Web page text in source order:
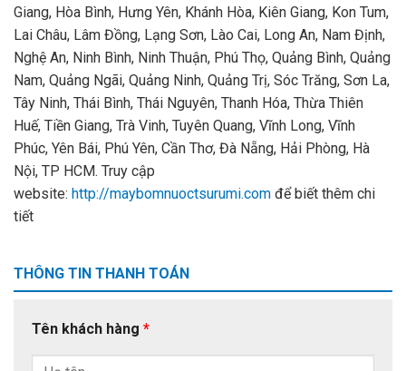
Giang, Hòa Bình, Hưng Yên, Khánh Hòa, Kiên Giang, Kon Tum,
Lai Châu, Lâm Đồng, Lạng Sơn, Lào Cai, Long An, Nam Định,
Nghệ An, Ninh Bình, Ninh Thuận, Phú Thọ, Quảng Bình, Quảng
Nam, Quảng Ngãi, Quảng Ninh, Quảng Trị, Sóc Trăng, Sơn La,
Tây Ninh, Thái Bình, Thái Nguyên, Thanh Hóa, Thừa Thiên
Huế, Tiền Giang, Trà Vinh, Tuyên Quang, Vĩnh Long, Vĩnh
Phúc, Yên Bái, Phú Yên, Cần Thơ, Đà Nẵng, Hải Phòng, Hà
Nội, TP HCM. Truy cập
website: http://maybomnuoctsurumi.com để biết thêm chi
tiết
THÔNG TIN THANH TOÁN
Tên khách hàng *